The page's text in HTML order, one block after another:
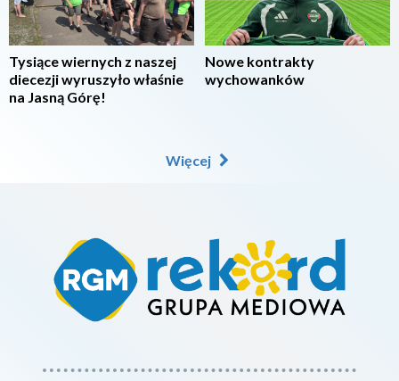
Tysiące wiernych z naszej
diecezji wyruszyło właśnie
na Jasną Górę!
Nowe kontrakty
wychowanków
Więcej